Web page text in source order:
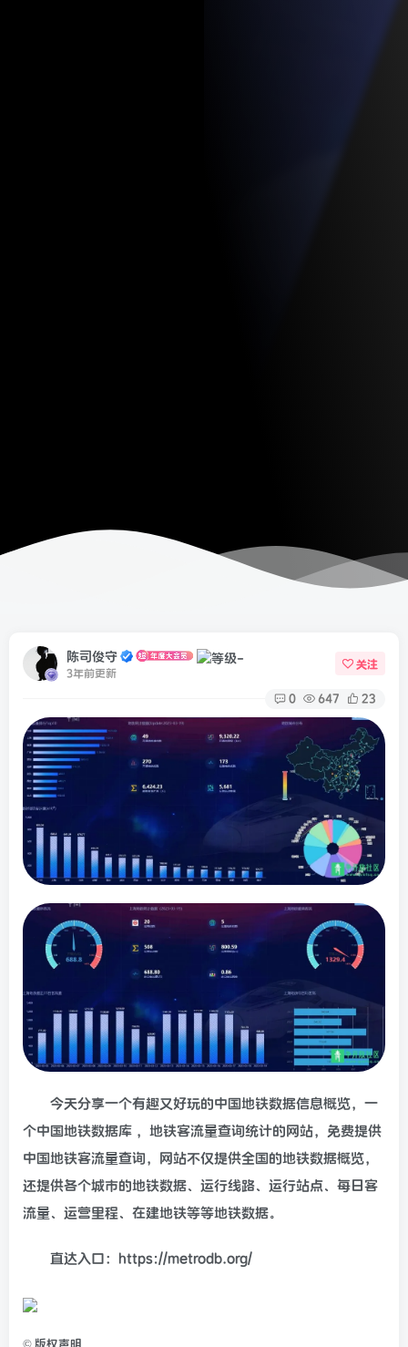
陈司俊守
3年前更新
关注
0 647 23
今天分享一个有趣又好玩的中国地铁数据信息概览，一
个中国地铁数据库 ，地铁客流量查询统计的网站，免费提供
中国地铁客流量查询，网站不仅提供全国的地铁数据概览，
还提供各个城市的地铁数据、运行线路、运行站点、每日客
流量、运营里程、在建地铁等等地铁数据。
直达入口：https://metrodb.org/
© 版权声明